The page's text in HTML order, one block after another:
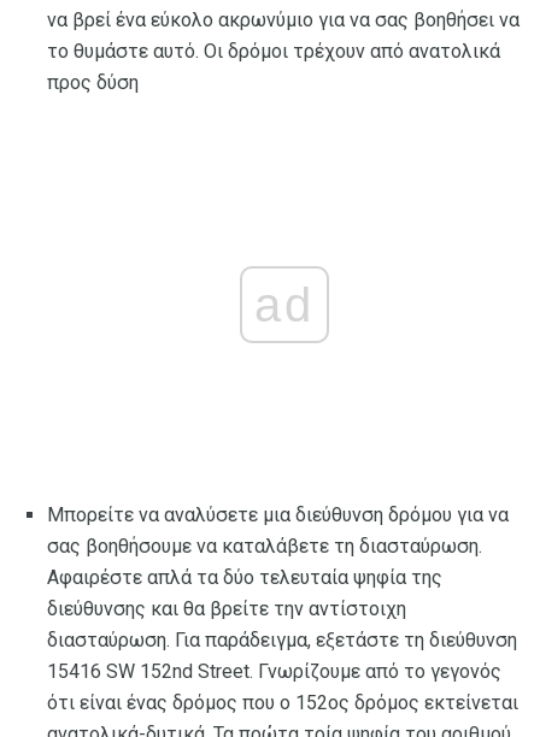
να βρεί ένα εύκολο ακρωνύμιο για να σας βοηθήσει να
το θυμάστε αυτό. Οι δρόμοι τρέχουν από ανατολικά
προς δύση
ad
Μπορείτε να αναλύσετε μια διεύθυνση δρόμου για να
σας βοηθήσουμε να καταλάβετε τη διασταύρωση.
Αφαιρέστε απλά τα δύο τελευταία ψηφία της
διεύθυνσης και θα βρείτε την αντίστοιχη
διασταύρωση. Για παράδειγμα, εξετάστε τη διεύθυνση
15416 SW 152nd Street. Γνωρίζουμε από το γεγονός
ότι είναι ένας δρόμος που ο 152ος δρόμος εκτείνεται